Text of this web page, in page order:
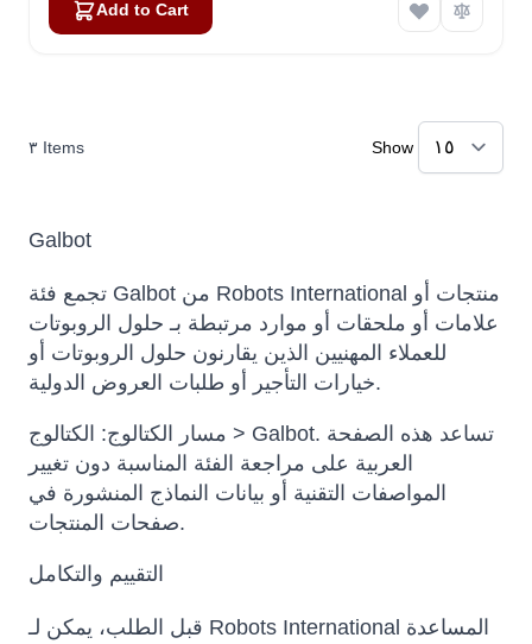
Add to Cart
٣ Items Show
Galbot
تجمع فئة Galbot من Robots International منتجات أو
علامات أو ملحقات أو موارد مرتبطة بـ حلول الروبوتات
للعملاء المهنيين الذين يقارنون حلول الروبوتات أو
خيارات التأجير أو طلبات العروض الدولية.
مسار الكتالوج: الكتالوج > Galbot. تساعد هذه الصفحة
العربية على مراجعة الفئة المناسبة دون تغيير
المواصفات التقنية أو بيانات النماذج المنشورة في
صفحات المنتجات.
التقييم والتكامل
قبل الطلب، يمكن لـ Robots International المساعدة